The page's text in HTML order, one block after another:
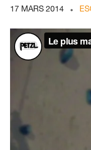
17 MARS 2014